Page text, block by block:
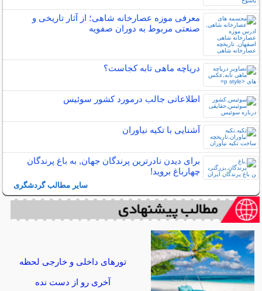
معرفی موزه عصارخانه شاهی؛ از آثار تاریخی و
صنعتی مربوط به دوران صفویه
دریاچه ماهی تابه کجاست؟
اطلاعاتی جالب درمورد کشور سوئیس
آشنایی با تکیه نیاوران
برای دیدن نادرترین پرندگان جهان, به باغ پرندگان
چهارباغ بروید!
سایر مطالب گردشگری
تورهای داخلی و خارجی لحظه
آخری رو از دست نده